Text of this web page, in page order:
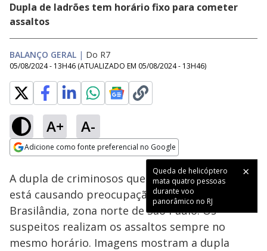
Dupla de ladrões tem horário fixo para cometer
assaltos
BALANÇO GERAL | Do R7
05/08/2024 - 13H46 (ATUALIZADO EM 05/08/2024 - 13H46)
A+ A-
Adicione como fonte preferencial no Google
Queda de helicóptero
mata quatro pessoas
durante voo
panorâmico no RJ
Ativar
Loaded
23.02%
A dupla de criminosos que atua na madrugada
está causando preocupação nos moradores da
Brasilândia, zona norte de São Paulo. Os
suspeitos realizam os assaltos sempre no
mesmo horário. Imagens mostram a dupla